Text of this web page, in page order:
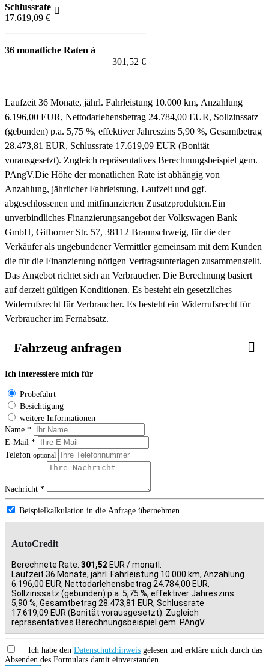
Schlussrate
17.619,09 €
36 monatliche Raten à
301,52 €
Laufzeit 36 Monate, jährl. Fahrleistung 10.000 km, Anzahlung
6.196,00 EUR, Nettodarlehensbetrag 24.784,00 EUR, Sollzinssatz
(gebunden) p.a. 5,75 %, effektiver Jahreszins 5,90 %, Gesamtbetrag
28.473,81 EUR, Schlussrate 17.619,09 EUR (Bonität
vorausgesetzt). Zugleich repräsentatives Berechnungsbeispiel gem.
PAngV.Die Höhe der monatlichen Rate ist abhängig von
Anzahlung, jährlicher Fahrleistung, Laufzeit und ggf.
abgeschlossenen und mitfinanzierten Zusatzprodukten.Ein
unverbindliches Finanzierungsangebot der Volkswagen Bank
GmbH, Gifhorner Str. 57, 38112 Braunschweig, für die der
Verkäufer als ungebundener Vermittler gemeinsam mit dem Kunden
die für die Finanzierung nötigen Vertragsunterlagen zusammenstellt.
Das Angebot richtet sich an Verbraucher. Die Berechnung basiert
auf derzeit gültigen Konditionen. Es besteht ein gesetzliches
Widerrufsrecht für Verbraucher. Es besteht ein Widerrufsrecht für
Verbraucher im Fernabsatz.
Fahrzeug anfragen
Ich interessiere mich für
Probefahrt
Besichtigung
weitere Informationen
Name *
E-Mail *
Telefon optional
Nachricht *
Beispielkalkulation in die Anfrage übernehmen
AutoCredit
Berechnete Rate: 301,52 EUR / monatl.
Laufzeit 36 Monate, jährl. Fahrleistung 10.000 km, Anzahlung
6.196,00 EUR, Nettodarlehensbetrag 24.784,00 EUR,
Sollzinssatz (gebunden) p.a. 5,75 %, effektiver Jahreszins
5,90 %, Gesamtbetrag 28.473,81 EUR, Schlussrate
17.619,09 EUR (Bonität vorausgesetzt). Zugleich
repräsentatives Berechnungsbeispiel gem. PAngV.
Ich habe den Datenschutzhinweis gelesen und erkläre mich durch das
Absenden des Formulars damit einverstanden.